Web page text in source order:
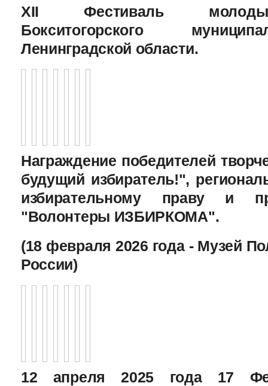
XII Фестиваль
Бокситогорского
Ленинградской области.
Награждение победителей
будущий избиратель!",
избирательному праву и
"Волонтеры ИЗБИРКОМА".
(18 февраля 2026 года - Музей
России)
12 апреля 2025 года 17